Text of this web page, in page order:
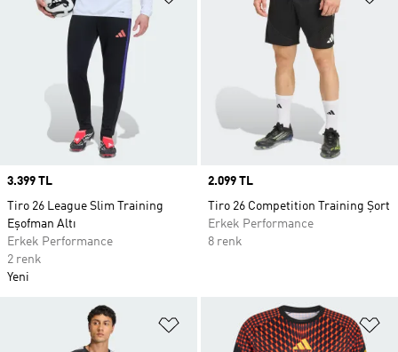
Price
3.399 TL
Tiro 26 League Slim Training
Eşofman Altı
Erkek Performance
2 renk
Yeni
Price
2.099 TL
Tiro 26 Competition Training Şort
Erkek Performance
8 renk
Favori Listesine Ekle